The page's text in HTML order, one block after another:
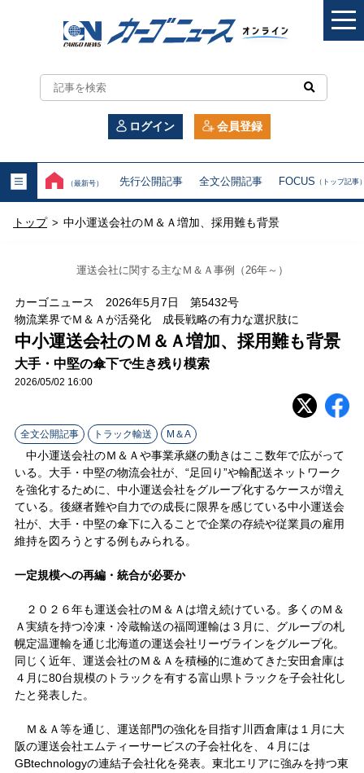
カ
ー
ニ
ュ
ス
オ
ン
ラ
ン
ログイン 会員登録
（最新号） 先行公開記事 全文公開記事 FOCUS （トップ記事
トップ > 中小運送会社のＭ＆Ａ増加、採用難も背景
運送会社に関する主なＭ＆Ａ事例（26年～）
カーゴニュース 2026年5月7日 第5432号
物流業界でＭ＆Ａが活発化 成長戦略の有力な選択肢に
中小運送会社のＭ＆Ａ増加、採用難も背景
大手・中堅の傘下で生き残り模索
2026/05/02 16:00
全文公開記事 トラック輸送 M＆A
中小運送会社のＭ＆Ａや事業承継の動きはここ数年で広がって
いる。大手・中堅の物流会社が、“足回り”や輸配送ネットワーク
を強化するために、中小運送会社をグループ化するケースが増え
ている。後継者難や自力での成長に限界を感じている中小運送会
社が、大手・中堅の傘下に入ることで企業の存続や従業員の雇用
維持を図ろうとする例もみられる。
一定規模への再編・統合が必要か
２０２６年も運送会社のＭ＆Ａは増え続けている。多くのＭ＆
Ａ実績を持つ冷凍・冷蔵輸送の福岡運輸は３月に、グループの札
幌定温運輸を通じ北海道の運送会社リーヴラインをグループ化。
同じく近年、運送会社のＭ＆Ａを積極的に進めてきた安田倉庫は
４月に80台規模のトラックを有する富山県トラックを子会社化し
たと発表した。
Ｍ＆Ａ等を通じ、運送部門の強化を目指す川西倉庫は１月に大
阪の運送会社エムティーサービスの子会社化を、４月には
GBtechnologyの連結子会社化を発表。東北エリアに強みを持つ東